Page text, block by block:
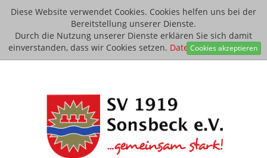
Diese Website verwendet Cookies. Cookies helfen uns bei der
Bereitstellung unserer Dienste.
Durch die Nutzung unserer Dienste erklären Sie sich damit
einverstanden, dass wir Cookies setzen. Datenschutzerklärung
Cookies akzeptieren